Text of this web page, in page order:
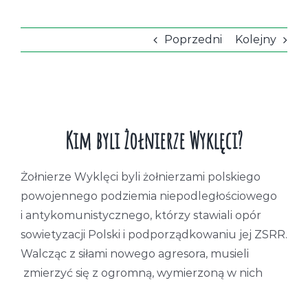
Poprzedni Kolejny
Kim byli Żołnierze Wyklęci?
Żołnierze Wyklęci byli żołnierzami polskiego
powojennego podziemia niepodległościowego
i antykomunistycznego, którzy stawiali opór
sowietyzacji Polski i podporządkowaniu jej ZSRR.
Walcząc z siłami nowego agresora, musieli
zmierzyć się z ogromną, wymierzoną w nich